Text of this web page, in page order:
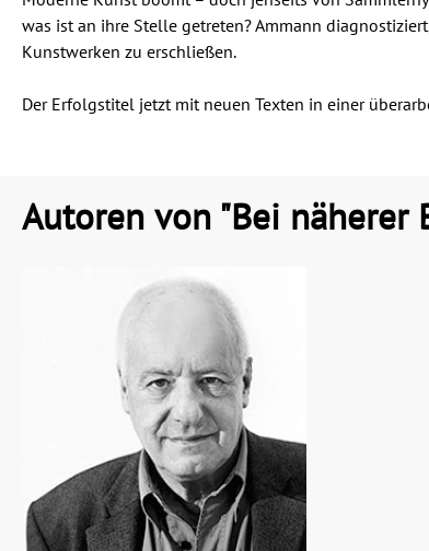
was ist an ihre Stelle getreten? Ammann
Kunstwerken zu erschließen.
Der Erfolgstitel jetzt mit neuen Texten in einer
Autoren von "Bei näherer